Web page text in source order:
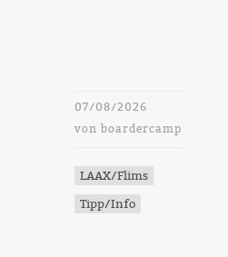
07/08/2026
von boardercamp
LAAX/Flims
Tipp/Info